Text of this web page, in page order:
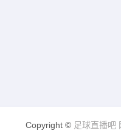
Copyright © 足球直播吧